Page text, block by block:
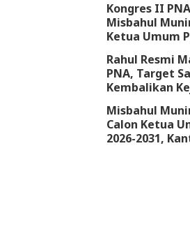
Kongres II
Misbahul
Ketua Umum
Rahul Resmi
PNA, Target
Kembalikan
Misbahul
Calon Ketua
2026-2031,